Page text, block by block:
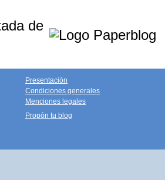
de
Presentación
Condiciones generales
Menciones legales
Propón tu blog